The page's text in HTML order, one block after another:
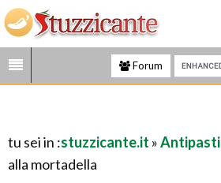
Forum
tu sei in :stuzzicante.it »Antipasti
alla mortadella